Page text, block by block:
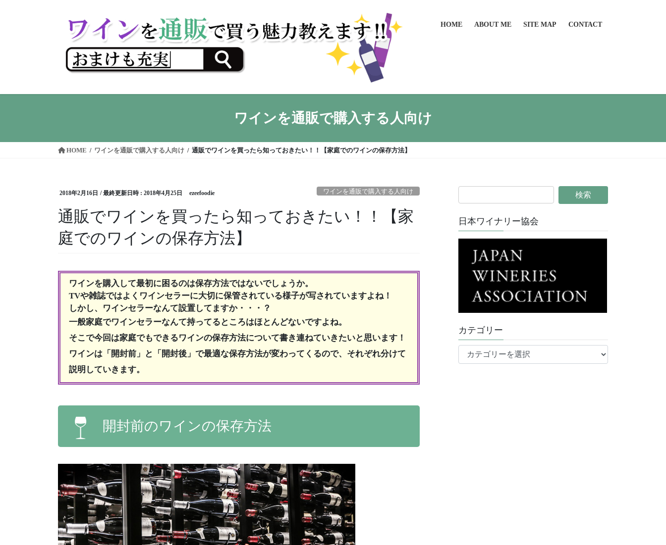
キ
に
HOME ABOUT ME SITE MAP CONTACT
ワインを通販で購入する人向け
HOME ワインを通販で購入する人向け 通販でワインを買ったら知っておきたい！！【家庭でのワインの保存方法】
2018年2月16日 / 最終更新日時 : 2018年4月25日 ezeefoodie ワインを通販で購入する人向け
通販でワインを買ったら知っておきたい！！【家
庭でのワインの保存方法】
ワインを購入して最初に困るのは保存方法ではないでしょうか。
TVや雑誌ではよくワインセラーに大切に保管されている様子が写されていますよね！
しかし、ワインセラーなんて設置してますか・・・？
一般家庭でワインセラーなんて持ってるところはほとんどないですよね。
そこで今回は家庭でもできるワインの保存方法について書き連ねていきたいと思います！
ワインは「開封前」と「開封後」で最適な保存方法が変わってくるので、それぞれ分けて
説明していきます。
開封前のワインの保存方法
日本ワイナリー協会
カテゴリー
テ